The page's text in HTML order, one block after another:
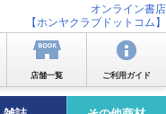
オンライン書店
【ホンヤクラブドットコム】
店舗一覧 ご利用ガイド